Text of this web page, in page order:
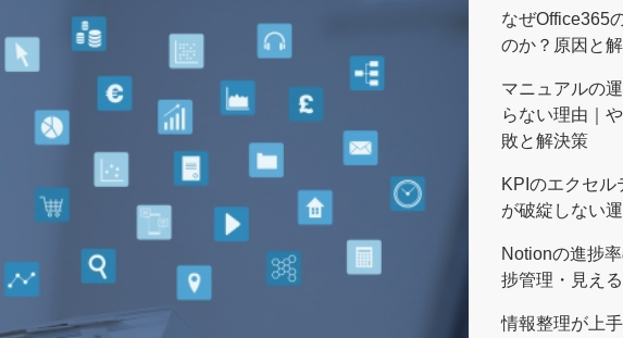
なぜOffice365
のか？原因と
マニュアルの
らない理由｜
敗と解決策
KPIのエクセル
が破綻しない
Notionの進捗
捗管理・見え
情報整理が上